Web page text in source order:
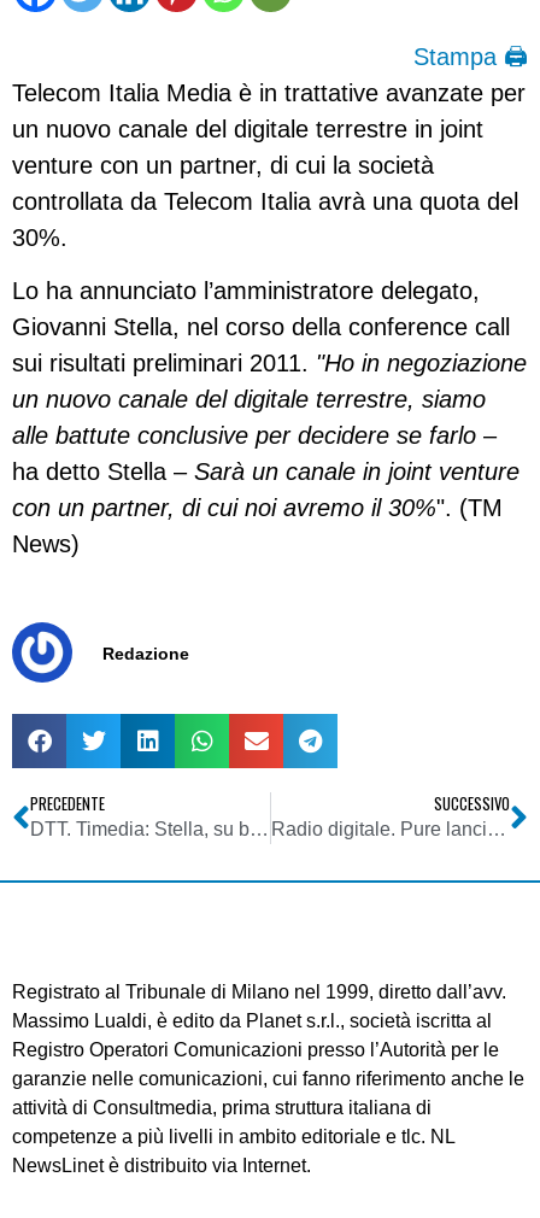
Stampa 🖨
Telecom Italia Media è in trattative avanzate per
un nuovo canale del digitale terrestre in joint
venture con un partner, di cui la società
controllata da Telecom Italia avrà una quota del
30%.
Lo ha annunciato l’amministratore delegato,
Giovanni Stella, nel corso della conference call
sui risultati preliminari 2011. "Ho in negoziazione
un nuovo canale del digitale terrestre, siamo
alle battute conclusive per decidere se farlo –
ha detto Stella – Sarà un canale in joint venture
con un partner, di cui noi avremo il 30%". (TM
News)
Redazione
PRECEDENTE
DTT. Timedia: Stella, su beauty contest inviato lettera a Passera. Ci proponiamo anche azioni legali e ricorsi al TAR
SUCCESSIVO
Radio digitale. Pure lancia decider per autoradio per ricezione radiofonica DAB, DAB+, DMB-A in Banda III e Banda L
Registrato al Tribunale di Milano nel 1999, diretto dall’avv.
Massimo Lualdi, è edito da Planet s.r.l., società iscritta al
Registro Operatori Comunicazioni presso l’Autorità per le
garanzie nelle comunicazioni, cui fanno riferimento anche le
attività di Consultmedia, prima struttura italiana di
competenze a più livelli in ambito editoriale e tlc. NL
NewsLinet è distribuito via Internet.